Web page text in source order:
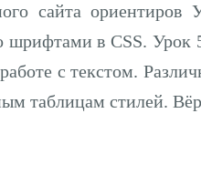
сайта
шрифтами в CSS. Урок
с текстом.
таблицам стилей.